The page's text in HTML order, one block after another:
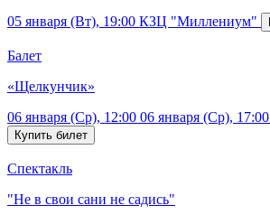
05 января (Вт), 19:00 КЗЦ "Миллениум"
Балет
«Щелкунчик»
06 января (Ср), 12:00 06 января (Ср), 17:00
Спектакль
"Не в свои сани не садись"